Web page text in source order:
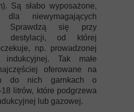
Są słabo wyposażone,
dla niewymagających
Sprawdzą się przy
destylacji, od której
np. prowadzonej
Tak małe
oferowane na
do nich garnkach o
litrów, które podgrzewa
lub gazowej.